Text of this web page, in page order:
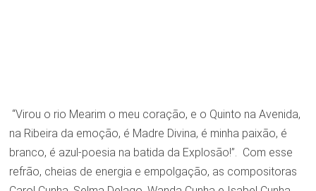
“Virou o rio Mearim o meu coração, e o Quinto na Avenida,
na Ribeira da emoção, é Madre Divina, é minha paixão, é
branco, é azul-poesia na batida da Explosão!”. Com esse
refrão, cheias de energia e empolgação, as compositoras